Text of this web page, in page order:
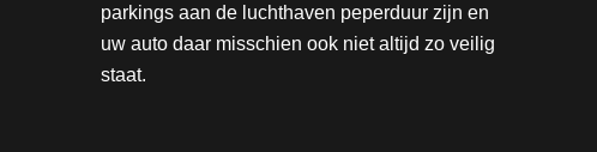
parkings aan de luchthaven peperduur zijn en
uw auto daar misschien ook niet altijd zo veilig
staat.